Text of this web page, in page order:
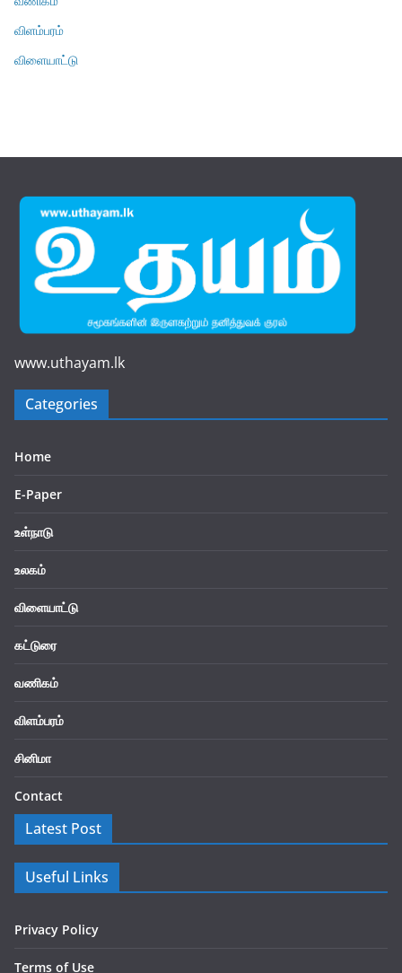
விளம்பரம்
விளையாட்டு
www.uthayam.lk
Categories
Home
E-Paper
உள்நாடு
உலகம்
விளையாட்டு
கட்டுரை
வணிகம்
விளம்பரம்
சினிமா
Contact
Latest Post
Useful Links
Privacy Policy
Terms of Use